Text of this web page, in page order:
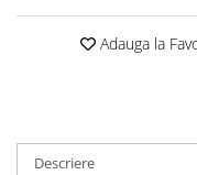
https://
trotinete-electrice
Camere bicicleta
Adauga la
Descriere